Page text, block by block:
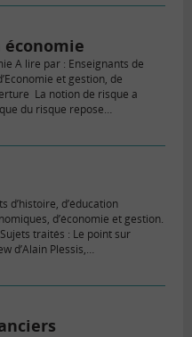
A lire par : Enseignants de
et gestion, de
La notion de risque a
du risque repose…
d’histoire, d’éducation
d’économie et gestion.
traités : Le point sur
d’Alain Plessis,…